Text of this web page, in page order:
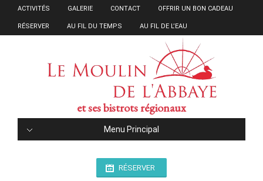
ACTIVITÉS GALERIE CONTACT OFFRIR UN BON CADEAU
RÉSERVER AU FIL DU TEMPS AU FIL DE L’EAU
et ses bistrots régionaux
Menu Principal
RÉSERVER